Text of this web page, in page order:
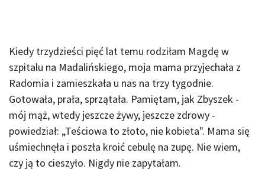
Kiedy trzydzieści pięć lat temu rodziłam Magdę w
szpitalu na Madalińskiego, moja mama przyjechała z
Radomia i zamieszkała u nas na trzy tygodnie.
Gotowała, prała, sprzątała. Pamiętam, jak Zbyszek -
mój mąż, wtedy jeszcze żywy, jeszcze zdrowy -
powiedział: „Teściowa to złoto, nie kobieta". Mama się
uśmiechnęła i poszła kroić cebulę na zupę. Nie wiem,
czy ją to cieszyło. Nigdy nie zapytałam.